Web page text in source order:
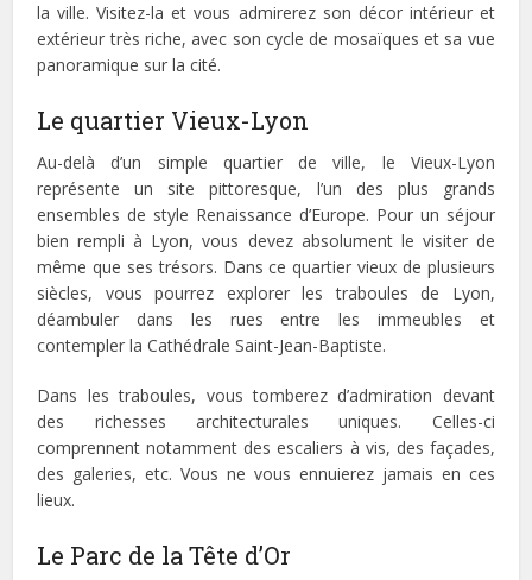
la ville. Visitez-la et vous admirerez son décor intérieur et
extérieur très riche, avec son cycle de mosaïques et sa vue
panoramique sur la cité.
Le quartier Vieux-Lyon
Au-delà d’un simple quartier de ville, le Vieux-Lyon
représente un site pittoresque, l’un des plus grands
ensembles de style Renaissance d’Europe. Pour un séjour
bien rempli à Lyon, vous devez absolument le visiter de
même que ses trésors. Dans ce quartier vieux de plusieurs
siècles, vous pourrez explorer les traboules de Lyon,
déambuler dans les rues entre les immeubles et
contempler la Cathédrale Saint-Jean-Baptiste.
Dans les traboules, vous tomberez d’admiration devant
des richesses architecturales uniques. Celles-ci
comprennent notamment des escaliers à vis, des façades,
des galeries, etc. Vous ne vous ennuierez jamais en ces
lieux.
Le Parc de la Tête d’Or